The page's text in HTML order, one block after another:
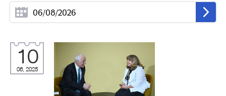
10
06, 2025